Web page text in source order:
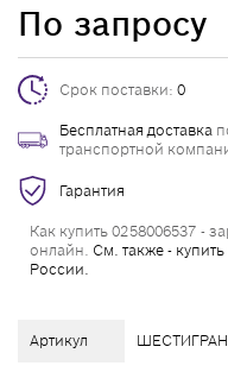
Артикул
По запросу
Срок поставки: 0
Бесплатная доставка
транспортной
Гарантия
Как купить 0258006537 -
онлайн. См. также -
России.